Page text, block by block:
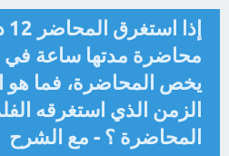
محاضرة مدتها ساعة في
يخص المحاضرة، فما هو
الزمن الذي استغرقه
المحاضرة ؟ - مع الشرح